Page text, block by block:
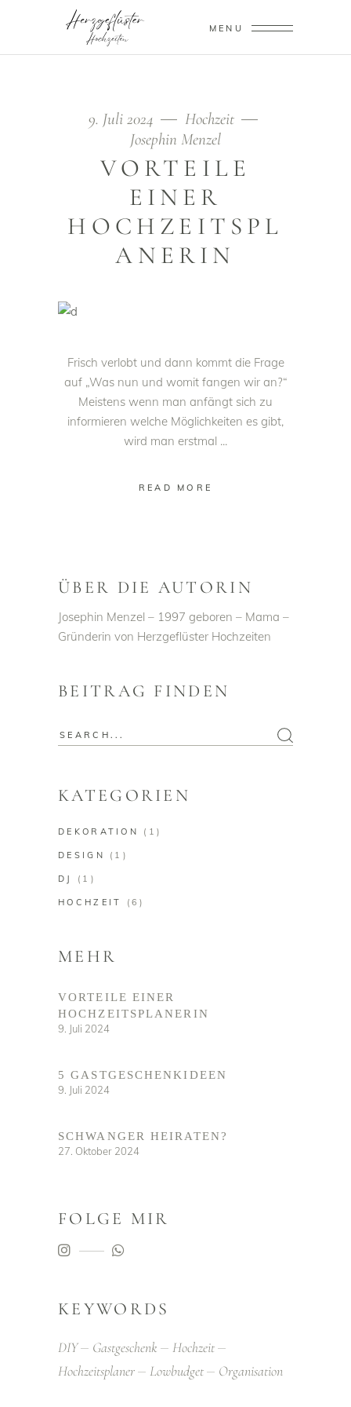
MENU
9. Juli 2024
Hochzeit
Josephin Menzel
VORTEILE
EINER
HOCHZEITSPL
ANERIN
Frisch verlobt und dann kommt die Frage
auf „Was nun und womit fangen wir an?“
Meistens wenn man anfängt sich zu
informieren welche Möglichkeiten es gibt,
wird man erstmal
READ MORE
ÜBER DIE AUTORIN
Josephin Menzel – 1997 geboren – Mama –
Gründerin von Herzgeflüster Hochzeiten
BEITRAG FINDEN
Search
KATEGORIEN
DEKORATION (1)
DESIGN (1)
DJ (1)
HOCHZEIT (6)
MEHR
VORTEILE EINER
HOCHZEITSPLANERIN
9. Juli 2024
5 GASTGESCHENKIDEEN
9. Juli 2024
SCHWANGER HEIRATEN?
27. Oktober 2024
FOLGE MIR
KEYWORDS
DIY Gastgeschenk
Hochzeit
Hochzeitsplaner
Lowbudget Organisation